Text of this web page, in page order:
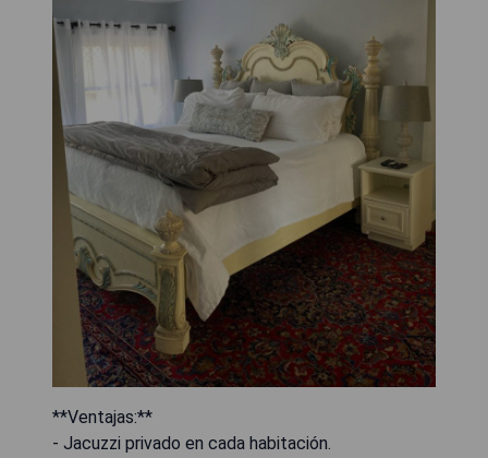
**Ventajas:**
- Jacuzzi privado en cada habitación.